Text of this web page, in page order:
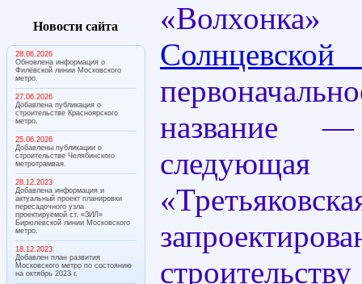
Новости сайта
28.06.2026
Обновлена информация о
Филёвской линии Московского
метро.
27.06.2026
Добавлена публикация о
строительстве Красноярского
метро.
25.06.2026
Добавлены публикации о
строительстве Челябинского
метротрамвая.
28.12.2023
Добавлена информация и
актуальный проект планировки
пересадочного узла
проектируемой ст. «ЗИЛ»
Бирюлёвской линии Московского
метро.
18.12.2023
Добавлен план развития
Московского метро по состоянию
на октябрь 2023 г.
название —
следующая